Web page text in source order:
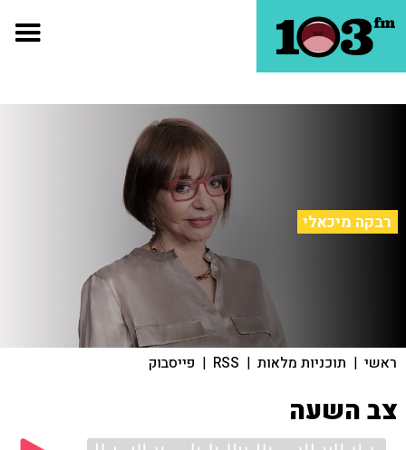
רבקה מיכאלי
ראשי | תוכניות מלאות |
RSS
| פייסבוק
צב השעה